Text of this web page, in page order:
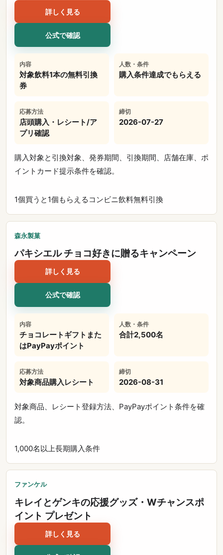
詳しく見る
公式で確認
内容
対象飲料1本の無料引換
券
人数・条件
購入条件達成でもらえる
応募方法
店頭購入・レシート/ア
プリ確認
締切
2026-07-27
購入対象と引換対象、発券期間、引換期間、店舗在庫、ポ
イントカード提示条件を確認。
1個買うと1個もらえる コンビニ飲料無料引換
森永製菓
パキシエル チョコ好きに贈るキャンペーン
詳しく見る
公式で確認
内容
チョコレートギフトまた
はPayPayポイント
人数・条件
合計2,500名
応募方法
対象商品購入レシート
締切
2026-08-31
対象商品、レシート登録方法、PayPayポイント条件を確
認。
1,000名以上長期購入条件
ファンケル
キレイとゲンキの応援グッズ・Wチャンスポ
イント プレゼント
詳しく見る